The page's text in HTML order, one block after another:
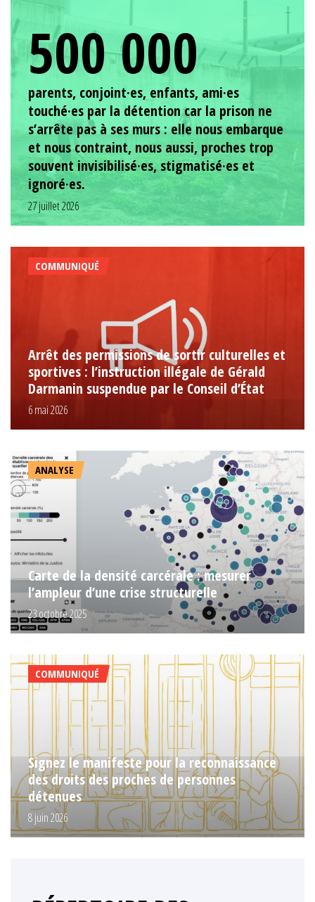
500 000
parents, conjoint·es, enfants, ami·es
touché·es par la détention car la prison ne
s’arrête pas à ses murs : elle nous embarque
et nous contraint, nous aussi, proches trop
souvent invisibilisé·es, stigmatisé·es et
ignoré·es.
27 juillet 2026
COMMUNIQUÉ
Arrêt des permissions de sortir culturelles et
sportives : l’instruction illégale de Gérald
Darmanin suspendue par le Conseil d’État
6 mai 2026
ANALYSE
Carte de la densité carcérale : mesurer
l’ampleur d’une crise structurelle
23 octobre 2025
COMMUNIQUÉ
Signez le manifeste pour la reconnaissance
des droits des proches de personnes
détenues
8 juin 2026